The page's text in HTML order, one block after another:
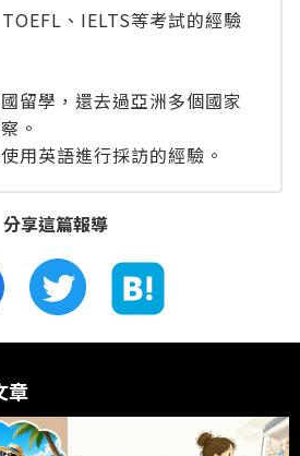
、IELTS等考試的經驗
留學，還去過亞洲多個國家
。
用英語進行採訪的經驗。
分享這篇報導
章